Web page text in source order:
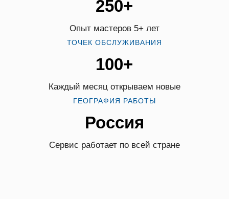
250+
Опыт мастеров 5+ лет
ТОЧЕК ОБСЛУЖИВАНИЯ
100+
Каждый месяц открываем новые
ГЕОГРАФИЯ РАБОТЫ
Россия
Сервис работает по всей стране